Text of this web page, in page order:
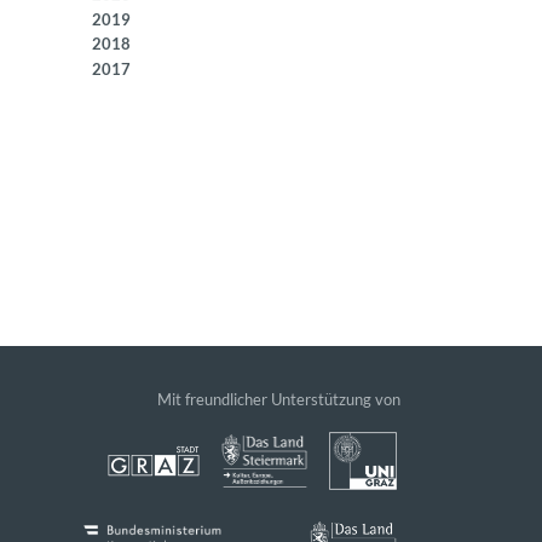
2019
2018
2017
Mit freundlicher Unterstützung von